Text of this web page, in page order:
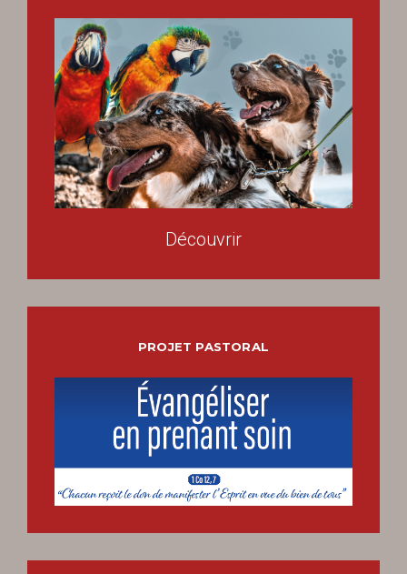
Découvrir
PROJET PASTORAL